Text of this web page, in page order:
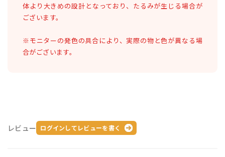
体より大きめの設計となっており、たるみが生じる場合が
ございます。
※モニターの発色の具合により、実際の物と色が異なる場
合がございます。
レビュー ログインしてレビューを書く